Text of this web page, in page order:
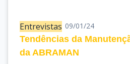
Entrevistas 09/01/24
Tendências da
da ABRAMAN